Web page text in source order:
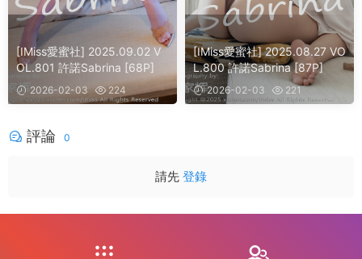
[IMiss愛蜜社] 2025.09.02 V
OL.801 許諾Sabrina [68P]
2026-02-03 224
[IMiss愛蜜社] 2025.08.27 VO
L.800 許諾Sabrina [87P]
2026-02-03 221
評論 0
請先 登錄